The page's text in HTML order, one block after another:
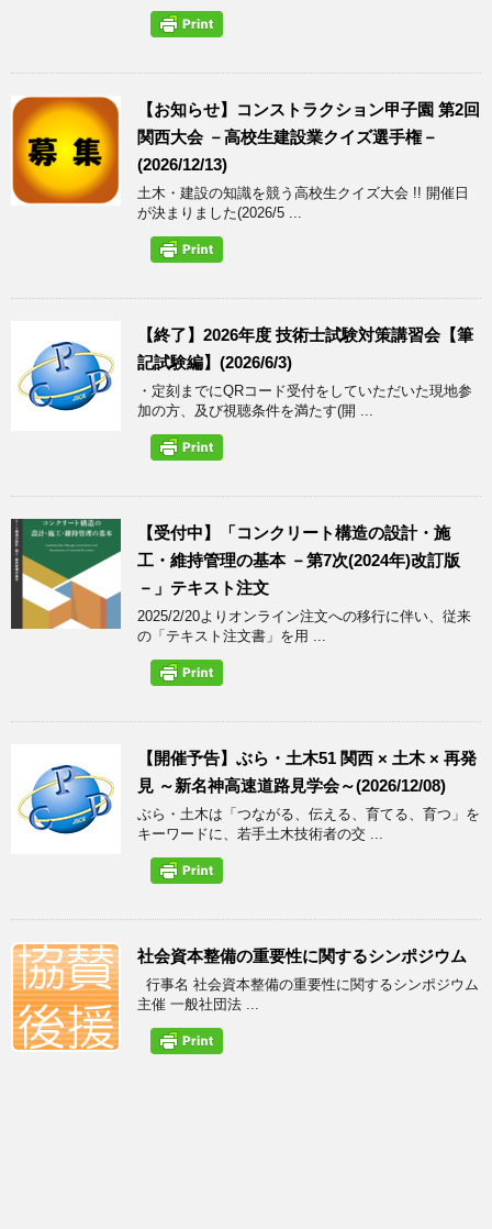
【お知らせ】コンストラクション甲子園 第2回
関西大会 －高校生建設業クイズ選手権－
(2026/12/13)
土木・建設の知識を競う高校生クイズ大会 !! 開催日
が決まりました(2026/5 ...
【終了】2026年度 技術士試験対策講習会【筆
記試験編】(2026/6/3)
・定刻までにQRコード受付をしていただいた現地参
加の方、及び視聴条件を満たす(開 ...
【受付中】「コンクリート構造の設計・施
工・維持管理の基本 －第7次(2024年)改訂版
－」テキスト注文
2025/2/20よりオンライン注文への移行に伴い、従来
の「テキスト注文書」を用 ...
【開催予告】ぶら・土木51 関西 × 土木 × 再発
見 ～新名神高速道路見学会～(2026/12/08)
ぶら・土木は「つながる、伝える、育てる、育つ」を
キーワードに、若手土木技術者の交 ...
社会資本整備の重要性に関するシンポジウム
行事名 社会資本整備の重要性に関するシンポジウム
主催 一般社団法 ...